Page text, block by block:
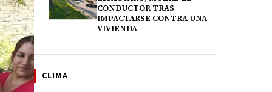
CONDUCTOR TRAS
IMPACTARSE CONTRA UNA
VIVIENDA
CLIMA